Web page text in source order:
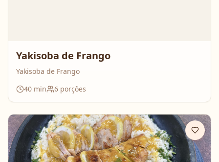
Yakisoba de Frango
Yakisoba de Frango
40 min 6 porções